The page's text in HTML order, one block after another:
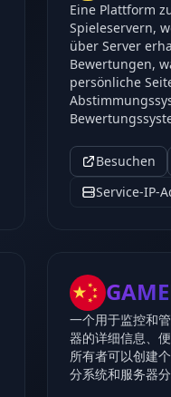
Eine Plattform
Spieleservern,
über Server
Bewertungen,
persönliche
Besuchen
Service-IP-
GAME
一个用于监控和
器的详细信息、
所有者可以创建
分系统和服务器分